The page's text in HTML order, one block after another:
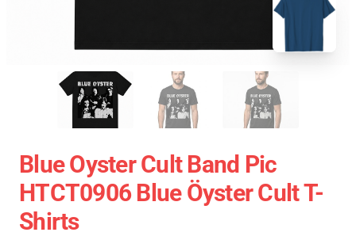
Blue Oyster Cult Band Pic
HTCT0906 Blue Öyster Cult T-
Shirts